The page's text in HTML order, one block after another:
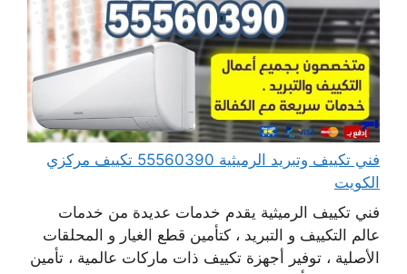
فني تكييف وتبريد الرميثية 55560390 تكييف مركزي
الكويت
فني تكييف الرميثية يقدم خدمات عديدة من خدمات
عالم التكييف و التبريد ، كتأمين قطع الغيار و المحلقات
الأصلية ، توفير أجهزة تكييف ذات ماركات عالمية ، تأمين